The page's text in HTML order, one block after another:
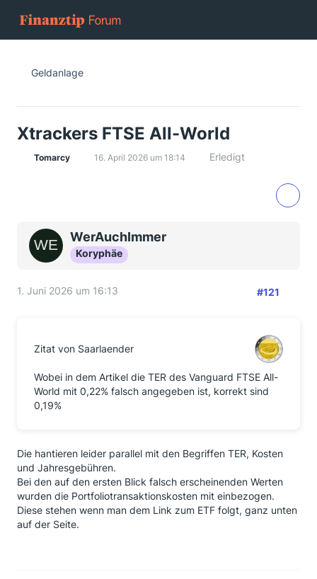
Geldanlage
Xtrackers FTSE All-World
Tomarcy 16. April 2026 um 18:14 Erledigt
WerAuchImmer
Koryphäe
1. Juni 2026 um 16:13 #121
Zitat von Saarlaender
Wobei in dem Artikel die TER des Vanguard FTSE All-
World mit 0,22% falsch angegeben ist, korrekt sind
0,19%
Die hantieren leider parallel mit den Begriffen TER, Kosten
und Jahresgebühren.
Bei den auf den ersten Blick falsch erscheinenden Werten
wurden die Portfoliotransaktionskosten mit einbezogen.
Diese stehen wenn man dem Link zum ETF folgt, ganz unten
auf der Seite.